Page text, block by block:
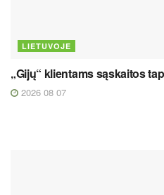
LIETUVOJE
„Gijų“ klientams sąskaitos
2026 08 07